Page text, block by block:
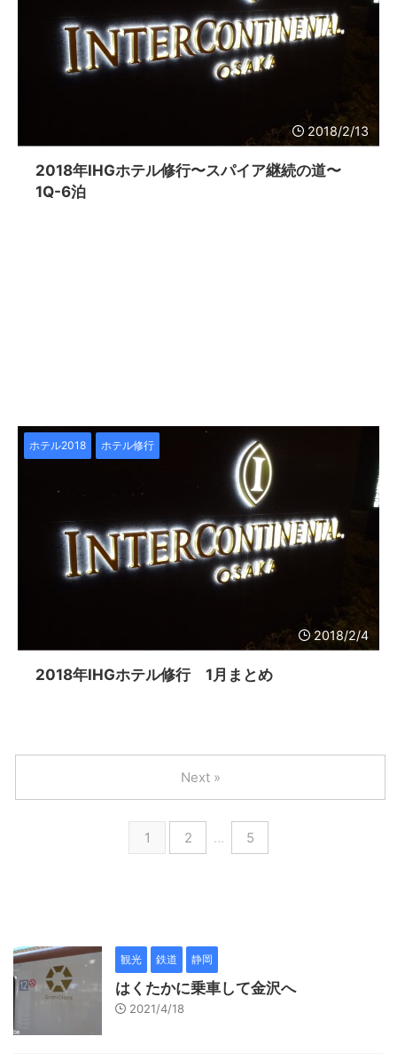
2018/2/13
2018年IHGホテル修行〜スパイア継続の道〜
1Q-6泊
2018/2/4
ホテル2018 ホテル修行
2018年IHGホテル修行 1月まとめ
1 2 … 5
Next »
観光 鉄道 静岡
はくたかに乗車して金沢へ
2021/4/18